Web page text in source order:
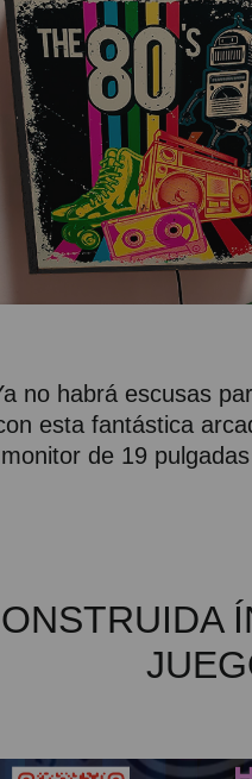
no habrá escusas
esta fantástica
monitor de 19